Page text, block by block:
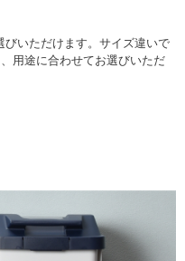
びいただけます。サイズ違いで
用途に合わせてお選びいただ